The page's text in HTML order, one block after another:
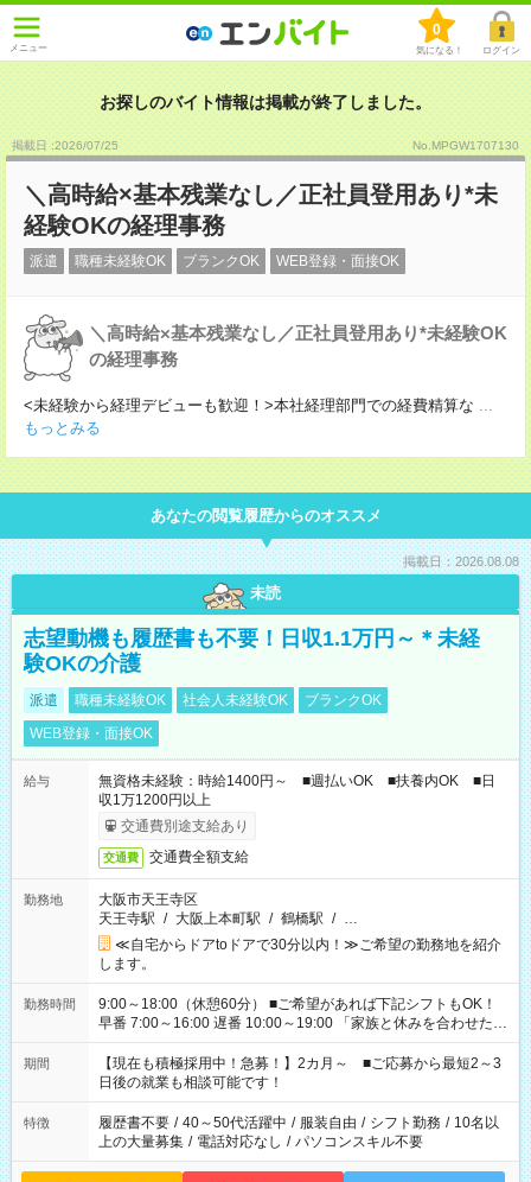
メニュー
0
気になる！ ログイン
お探しのバイト情報は掲載が終了しました。
掲載日 :2026/07/25 No.MPGW1707130
＼高時給×基本残業なし／正社員登用あり*未
経験OKの経理事務
派遣 職種未経験OK ブランクOK WEB登録・面接OK
＼高時給×基本残業なし／正社員登用あり*未経験OK
の経理事務
<未経験から経理デビューも歓迎！>本社経理部門での経費精算な ...
もっとみる
あなたの閲覧履歴からのオススメ
掲載日：2026.08.08
未読
志望動機も履歴書も不要！日収1.1万円～＊未経
験OKの介護
派遣 職種未経験OK 社会人未経験OK
ブランクOK
WEB登録・面接OK
給与
無資格未経験：時給1400円～ ■週払いOK ■扶養内OK ■日
収1万1200円以上
交通費別途支給あり
交通費 交通費全額支給
勤務地
大阪市天王寺区
天王寺駅 / 大阪上本町駅 / 鶴橋駅 / …
≪自宅からドアtoドアで30分以内！≫ご希望の勤務地を紹介
します。
勤務時間
9:00～18:00（休憩60分） ■ご希望があれば下記シフトもOK！
早番 7:00～16:00 遅番 10:00～19:00 「家族と休みを合わせた
い」 「余裕を持って夕飯の準備がしたい」 「できれば残業はし
たくない」 など、ご希望を教えてくださいね。 ※Wワーク希望
の方へ 今ご覧のお仕事で希望する勤務時間と、もう1つのお仕事
の勤務時間。 合計で週40時間を超える場合は応募できません。
期間
【現在も積極採用中！急募！】2カ月～ ■ご応募から最短2～3
日後の就業も相談可能です！
特徴 履歴書不要 / 40～50代活躍中 / 服装自由 / シフト勤務 / 10名以
上の大量募集 / 電話対応なし / パソコンスキル不要